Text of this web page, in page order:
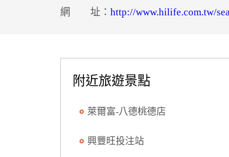
網 址： http://www.hilife.com.tw/
附近旅遊景點
萊爾富-八德桃德店
興豐旺投注站